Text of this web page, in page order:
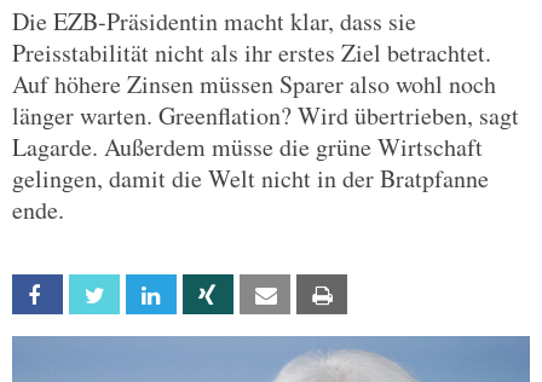
Die EZB-Präsidentin macht klar, dass sie
Preisstabilität nicht als ihr erstes Ziel betrachtet.
Auf höhere Zinsen müssen Sparer also wohl noch
länger warten. Greenflation? Wird übertrieben, sagt
Lagarde. Außerdem müsse die grüne Wirtschaft
gelingen, damit die Welt nicht in der Bratpfanne
ende.
Facebook Twitter Linkedin Xing Email